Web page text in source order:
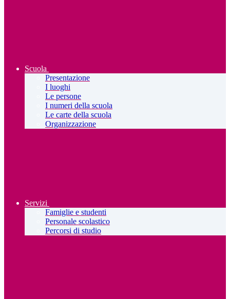
Scuola
Presentazione
I luoghi
Le persone
I numeri della scuola
Le carte della scuola
Organizzazione
Servizi
Famiglie e studenti
Personale scolastico
Percorsi di studio